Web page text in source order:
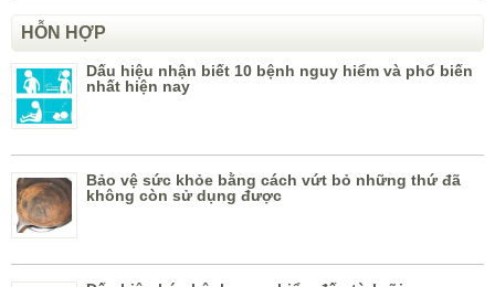
HỖN HỢP
Dấu hiệu nhận biết 10 bệnh nguy hiểm và phổ biến
nhất hiện nay
Bảo vệ sức khỏe bằng cách vứt bỏ những thứ đã
không còn sử dụng được